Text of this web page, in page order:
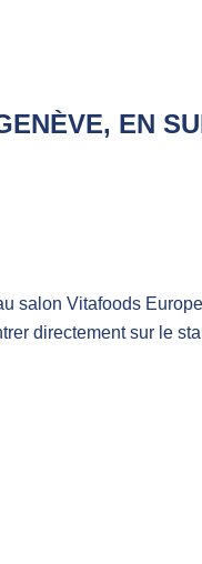
EN
salon Vitafoods
directement sur le